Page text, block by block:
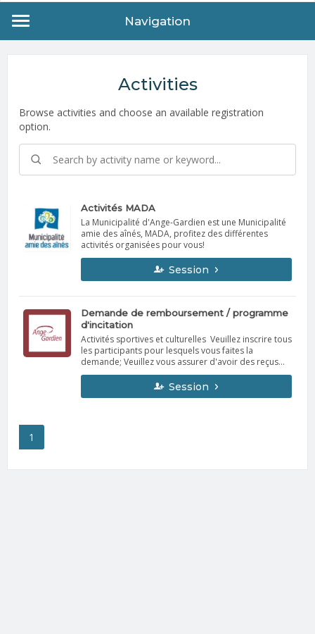
Navigation
Activities
Browse activities and choose an available registration
option.
Activités MADA
La Municipalité d'Ange-Gardien est une Municipalité
amie des aînés, MADA, profitez des différentes
activités organisées pour vous!
Session
Demande de remboursement / programme
d'incitation
Activités sportives et culturelles Veuillez inscrire tous
les participants pour lesquels vous faites la
demande; Veuillez vous assurer d'avoir des reçus
avec un solde à zéro (pas de facture).
Session
1